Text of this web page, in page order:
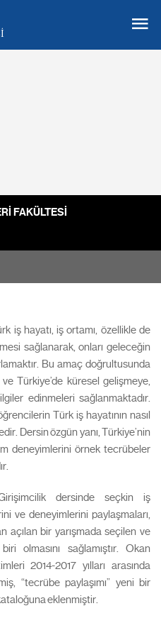
FAKÜLTESI
iş hayatı, iş ortamı, özellikle de
sağlanarak, onları geleceğin
Bu amaç doğrultusunda
Türkiye’de küresel gelişmeye,
edinmeleri sağlanmaktadır.
Türk iş hayatının nasıl
Dersin özgün yanı, Türkiye’nin
deneyimlerini örnek tecrübeler
dersinde seçkin iş
ve deneyimlerini paylaşmaları,
açılan bir yarışmada seçilen ve
olmasını sağlamıştır. Okan
2014-2017 yılları arasında
“tecrübe paylaşımı” yeni bir
eklenmiştir.